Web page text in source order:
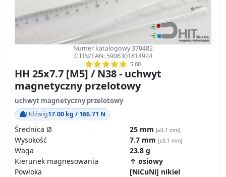
Numer katalogowy 370482
GTIN/EAN: 5906301814924
5.00
HH 25x7.7 [M5] / N38 - uchwyt
magnetyczny przelotowy
uchwyt magnetyczny przelotowy
Udźwig17.00 kg / 166.71 N
Średnica Ø 25 mm [±0,1 mm]
Wysokość 7.7 mm [±0,1 mm]
Waga
23.8 g
Kierunek magnesowania
↑ osiowy
Powłoka
[NiCuNi] nikiel